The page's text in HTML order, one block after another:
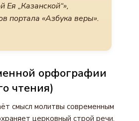
Ея „Казанской“»,
портала «Азбука веры».
орфографии
чтения)
смысл молитвы современным
церковный строй речи.